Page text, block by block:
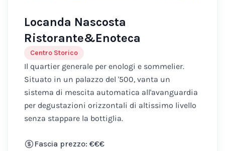
Locanda Nascosta
Ristorante&Enoteca
Centro Storico
Il quartier generale per enologi e sommelier.
Situato in un palazzo del '500, vanta un
sistema di mescita automatica all'avanguardia
per degustazioni orizzontali di altissimo livello
senza stappare la bottiglia.
Fascia prezzo: €€€